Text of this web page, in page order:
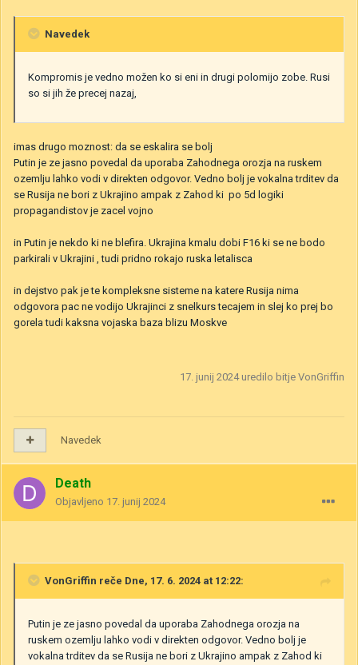
Navedek
Kompromis je vedno možen ko si eni in drugi polomijo zobe. Rusi
so si jih že precej nazaj,
imas drugo moznost: da se eskalira se bolj
Putin je ze jasno povedal da uporaba Zahodnega orozja na ruskem
ozemlju lahko vodi v direkten odgovor. Vedno bolj je vokalna trditev da
se Rusija ne bori z Ukrajino ampak z Zahod ki po 5d logiki
propagandistov je zacel vojno
in Putin je nekdo ki ne blefira. Ukrajina kmalu dobi F16 ki se ne bodo
parkirali v Ukrajini , tudi pridno rokajo ruska letalisca
in dejstvo pak je te kompleksne sisteme na katere Rusija nima
odgovora pac ne vodijo Ukrajinci z snelkurs tecajem in slej ko prej bo
gorela tudi kaksna vojaska baza blizu Moskve
17. junij 2024uredilo bitje VonGriffin
Navedek
Death
Objavljeno 17. junij 2024
VonGriffin reče Dne, 17. 6. 2024 at 12:22:
Putin je ze jasno povedal da uporaba Zahodnega orozja na
ruskem ozemlju lahko vodi v direkten odgovor. Vedno bolj je
vokalna trditev da se Rusija ne bori z Ukrajino ampak z Zahod ki